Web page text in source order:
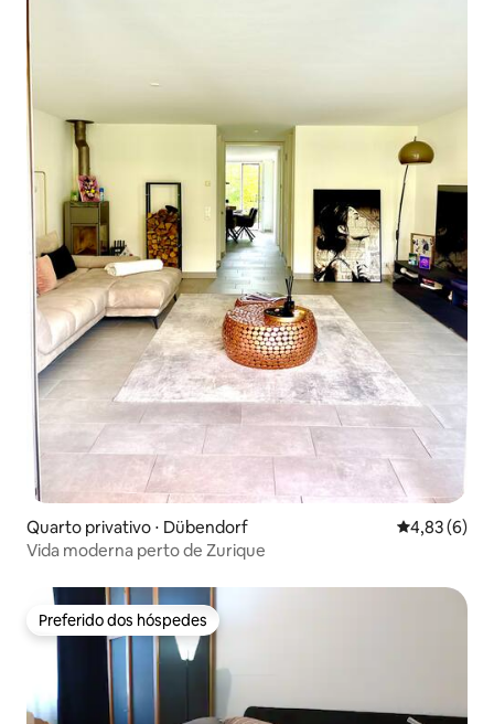
Quarto privativo ⋅ Dübendorf 4,83 de uma
4,83 (6)
Vida moderna perto de Zurique
Preferido dos hóspedes
Preferido dos hóspedes